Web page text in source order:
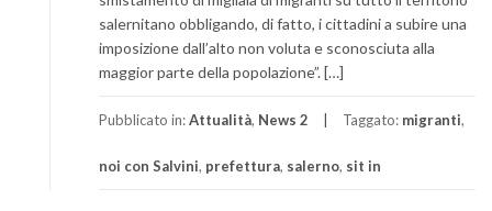
salernitano obbligando, di fatto, i cittadini a subire una
imposizione dall’alto non voluta e sconosciuta alla
maggior parte della popolazione”. […]
Pubblicato in:Attualità, News 2 Taggato: migranti,
noi con Salvini, prefettura, salerno, sit in